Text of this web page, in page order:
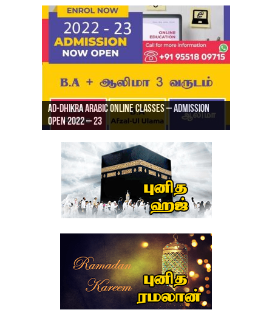
Ad-Dhikra Arabic Online Classes – Admission
Open 2022 – 23
Ad-Dhikra Arabic Online Classes – BA Arabic
AD DHIKRA ARABIC COLLEGE ADMISSION
ரியாத் ஜும்ஆ தமிழாக்கம், Jamia Al Hajiri
Masjid (Kuwait Masjid), Malaz, Riyadh